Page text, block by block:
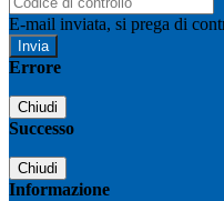
E-mail inviata, si prega di
Errore
Chiudi
Successo
Chiudi
Informazione